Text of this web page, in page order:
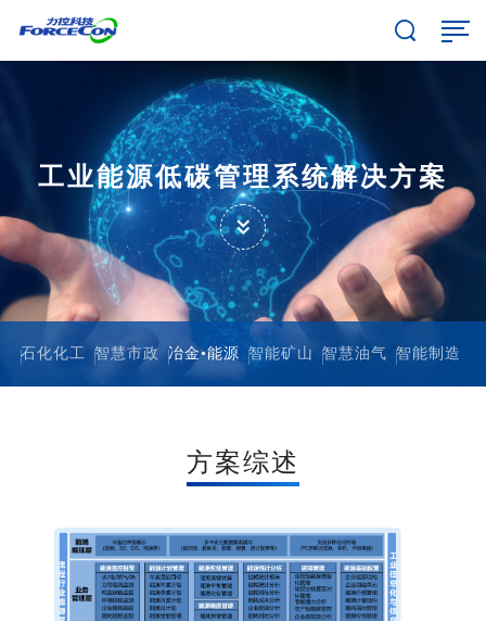
工业能源低碳管理系统解决方案
石化化工 智慧市政 冶金•能源 智能矿山 智慧油气 智能制造
方案综述